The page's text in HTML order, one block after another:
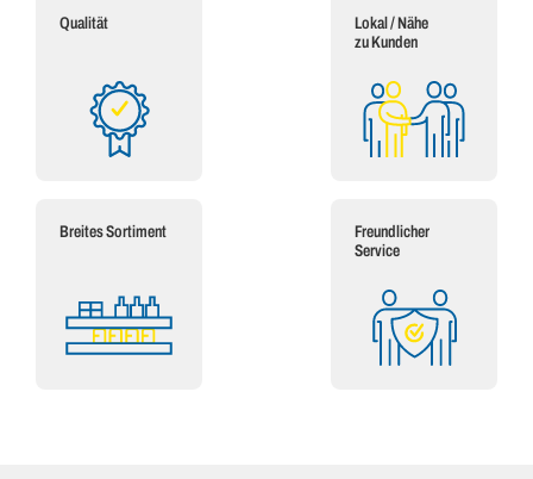
Qualität
Lokal / Nähe
zu Kunden
Breites Sortiment
Freundlicher
Service